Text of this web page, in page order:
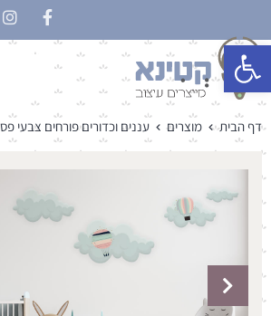
פתח סרגל נגישות
דף הבית מוצרים עננים וכדורים פורחים צבעי